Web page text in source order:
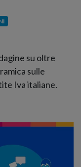
su oltre
sulle
Iva italiane.